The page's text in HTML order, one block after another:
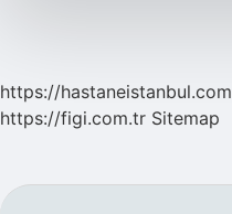
https://hastaneistanbul.com
https://figi.com.tr Sitemap